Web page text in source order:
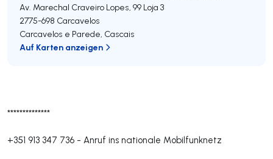
**************
+351 913 347 736 - Anruf ins nationale Mobilfunknetz
Av. Marechal Craveiro Lopes, 99 Loja 3
2775-698 Carcavelos
Carcavelos e Parede, Cascais
Auf Karten anzeigen